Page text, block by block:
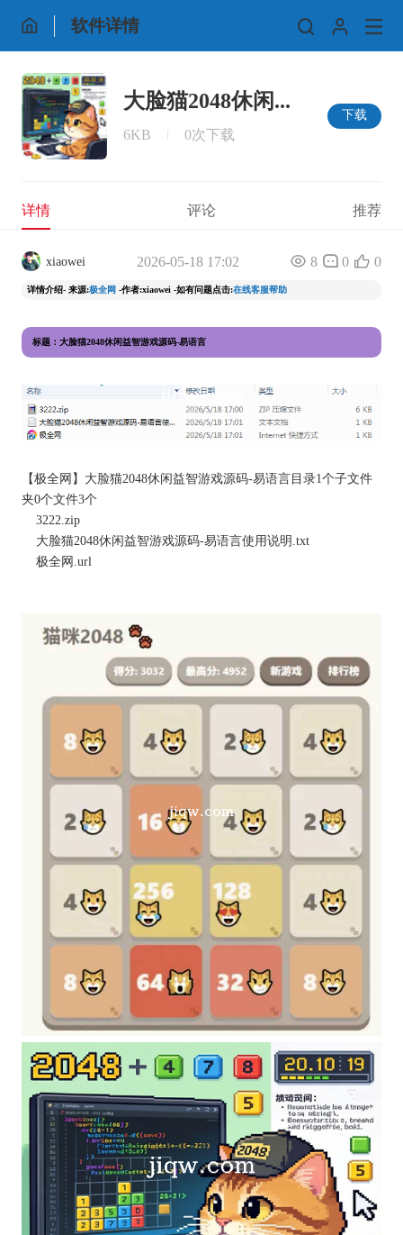
软件详情
大脸猫2048休闲...
6KB 0次下载
下载
详情 评论 推荐
xiaowei 2026-05-18 17:02 8 0 0
详情介绍- 来源:极全网 -作者:xiaowei -如有问题点击:在线客服帮助
标题：大脸猫2048休闲益智游戏源码-易语言
【极全网 】大脸猫2048休闲益智游戏源码-易语言目录1个子文件
夹0个文件3个
3222.zip
大脸猫2048休闲益智游戏源码-易语言使用说明.txt
极全网 .url